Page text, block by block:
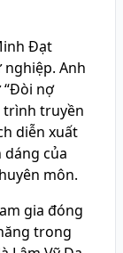
Đạt
Anh
nợ
trình truyền
diễn xuất
của
môn.
gia đóng
trong